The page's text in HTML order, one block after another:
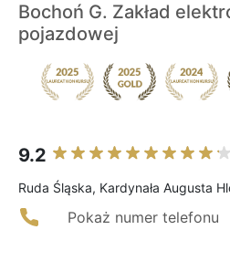
Bochoń G. Zakład
pojazdowej
9.2
Ruda Śląska, Kardynała Augusta
Pokaż numer telefonu